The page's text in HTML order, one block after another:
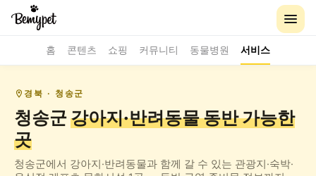
홈 콘텐츠 쇼핑 커뮤니티 동물병원 서비스
경북 · 청송군
청송군강아지·반려동물 동반가능한
곳
청송군에서 강아지·반려동물과 함께 갈 수 있는 관광지·숙박·